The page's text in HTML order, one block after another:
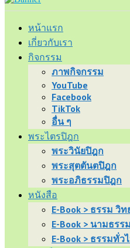
หน้าแรก
เกี่ยวกับเรา
กิจกรรม
ภาพกิจกรรม
YouTube
Facebook
TikTok
อื่น ๆ
พระไตรปิฎก
พระวินัยปิฎก
พระสุตตันตปิฎก
พระอภิธรรมปิฎก
หนังสือ
E-Book > ธรรม วิ
E-Book > นามธรร
E-Book > ธรรมทั่ว